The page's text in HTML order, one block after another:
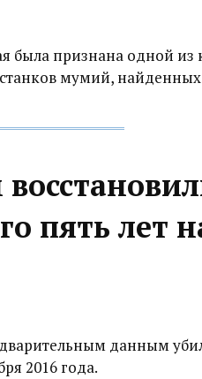
была признана одной
мумий, найденных
пять лет
данным
2016 года.